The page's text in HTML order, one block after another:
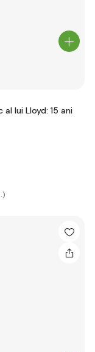
lui Lloyd: 15 ani